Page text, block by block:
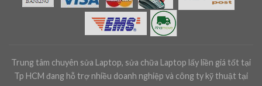
Trung tâm chuyên sửa Laptop, sửa chữa Laptop lấy liền giá tốt tại
Tp HCM đang hỗ trợ nhiều doanh nghiệp và công ty kỹ thuật tại